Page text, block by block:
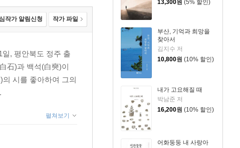
13,300원 (5% 할인)
부산, 기억과 희망을
찾아서
김지수 저
10,800원 (10% 할인)
내가 고요해질 때
박남준 저
16,200원 (10% 할인)
어화둥둥 내 사랑아
작가 알림신청 작가 파일
, 평안북도 정주 출
石)과 백석(白奭)이
시를 좋아하여 그의
펼쳐보기